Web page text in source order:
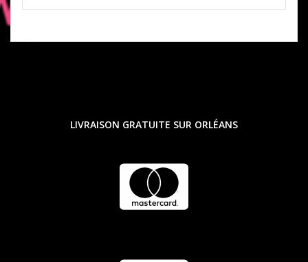
LIVRAISON GRATUITE SUR ORLÉANS